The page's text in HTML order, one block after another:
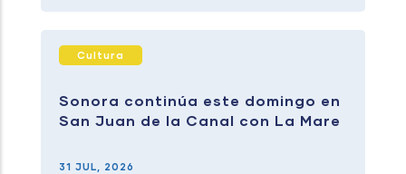
Sonora continúa este domingo en
San Juan de la Canal con La Mare
Cultura
31 JUL, 2026